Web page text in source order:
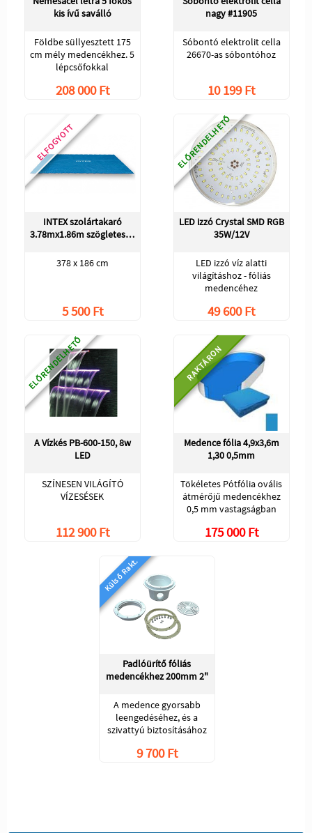
kis ívű saválló
Földbe süllyesztett 175
cm mély medencékhez. 5
lépcsőfokkal
208 000 Ft
nagy #11905
Sóbontó elektrolit cella
26670-as sóbontóhoz
10 199 Ft
ELFOGYOTT
INTEX szolártakaró
3.78mx1.86m szögletes…
378 x 186 cm
5 500 Ft
ELŐRENDELHETŐ
LED izzó Crystal SMD RGB
35W/12V
LED izzó víz alatti
világításhoz - fóliás
medencéhez
49 600 Ft
ELŐRENDELHETŐ
A Vízkés PB-600-150, 8w
LED
SZÍNESEN VILÁGÍTÓ
VÍZESÉSEK
112 900 Ft
RAKTÁRON
Medence fólia 4,9x3,6m
1,30 0,5mm
Tökéletes Pótfólia ovális
átmérőjű medencékhez
0,5 mm vastagságban
175 000 Ft
Külső Rakt.
Padlóürítő fóliás
medencékhez 200mm 2"
A medence gyorsabb
leengedéséhez, és a
szivattyú biztosításához
9 700 Ft